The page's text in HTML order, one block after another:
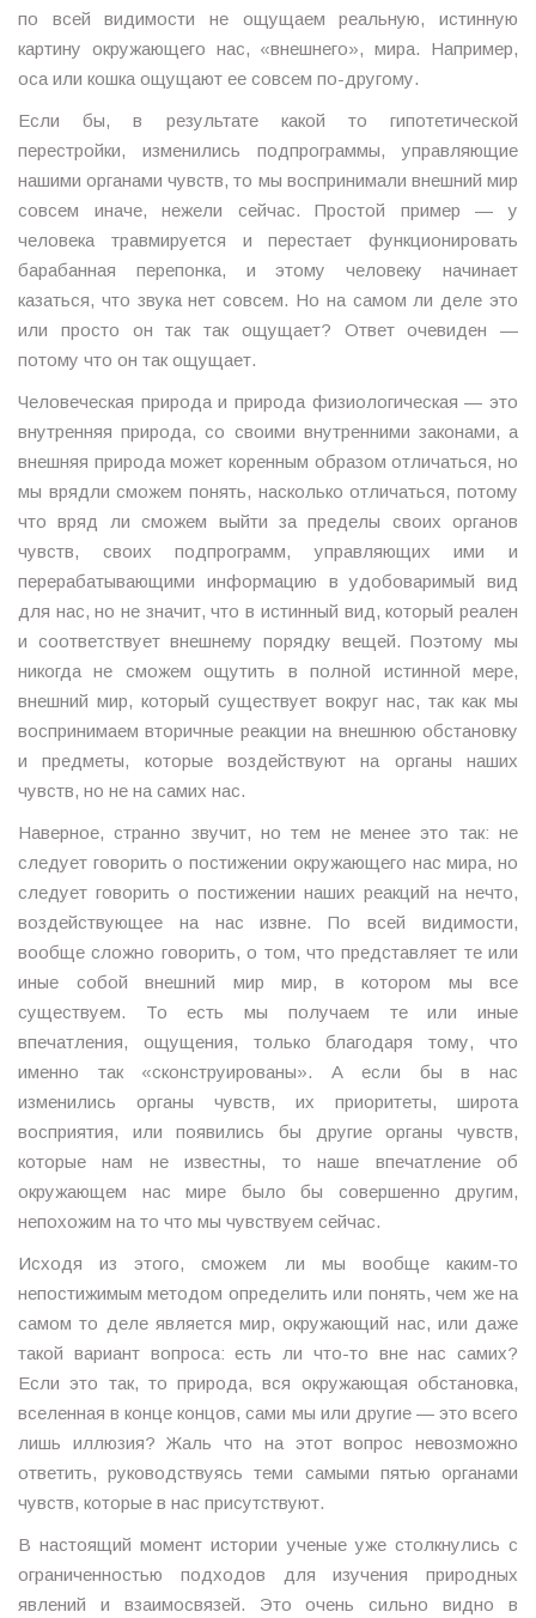
по всей видимости не ощущаем реальную, истинную
картину окружающего нас, «внешнего», мира. Например,
оса или кошка ощущают ее совсем по-другому.
Если бы, в результате какой то гипотетической
перестройки, изменились подпрограммы, управляющие
нашими органами чувств, то мы воспринимали внешний мир
совсем иначе, нежели сейчас. Простой пример — у
человека травмируется и перестает функционировать
барабанная перепонка, и этому человеку начинает
казаться, что звука нет совсем. Но на самом ли деле это
или просто он так так ощущает? Ответ очевиден —
потому что он так ощущает.
Человеческая природа и природа физиологическая — это
внутренняя природа, со своими внутренними законами, а
внешняя природа может коренным образом отличаться, но
мы врядли сможем понять, насколько отличаться, потому
что вряд ли сможем выйти за пределы своих органов
чувств, своих подпрограмм, управляющих ими и
перерабатывающими информацию в удобоваримый вид
для нас, но не значит, что в истинный вид, который реален
и соответствует внешнему порядку вещей. Поэтому мы
никогда не сможем ощутить в полной истинной мере,
внешний мир, который существует вокруг нас, так как мы
воспринимаем вторичные реакции на внешнюю обстановку
и предметы, которые воздействуют на органы наших
чувств, но не на самих нас.
Наверное, странно звучит, но тем не менее это так: не
следует говорить о постижении окружающего нас мира, но
следует говорить о постижении наших реакций на нечто,
воздействующее на нас извне. По всей видимости,
вообще сложно говорить, о том, что представляет те или
иные собой внешний мир мир, в котором мы все
существуем. То есть мы получаем те или иные
впечатления, ощущения, только благодаря тому, что
именно так «сконструированы». А если бы в нас
изменились органы чувств, их приоритеты, широта
восприятия, или появились бы другие органы чувств,
которые нам не известны, то наше впечатление об
окружающем нас мире было бы совершенно другим,
непохожим на то что мы чувствуем сейчас.
Исходя из этого, сможем ли мы вообще каким-то
непостижимым методом определить или понять, чем же на
самом то деле является мир, окружающий нас, или даже
такой вариант вопроса: есть ли что-то вне нас самих?
Если это так, то природа, вся окружающая обстановка,
вселенная в конце концов, сами мы или другие — это всего
лишь иллюзия? Жаль что на этот вопрос невозможно
ответить, руководствуясь теми самыми пятью органами
чувств, которые в нас присутствуют.
В настоящий момент истории ученые уже столкнулись с
ограниченностью подходов для изучения природных
явлений и взаимосвязей. Это очень сильно видно в